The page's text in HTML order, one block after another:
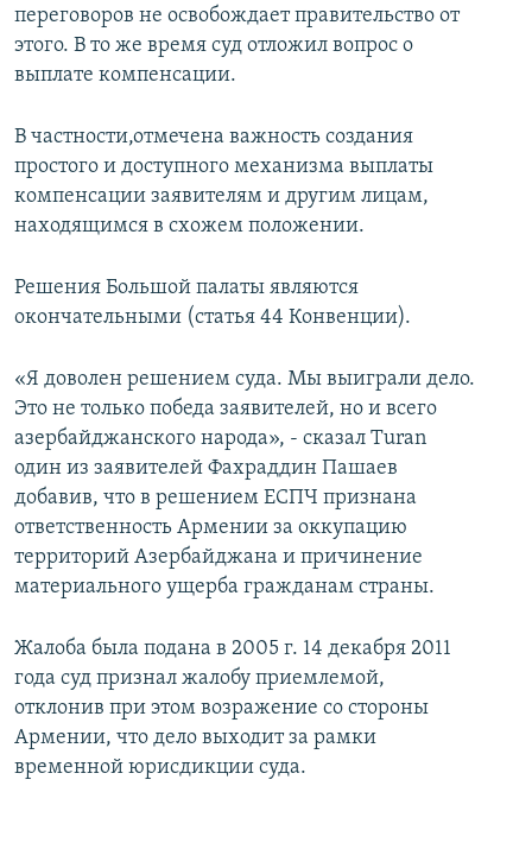
переговоров не освобождает правительство от
этого. В то же время суд отложил вопрос о
выплате компенсации.
В частности,отмечена важность создания
простого и доступного механизма выплаты
компенсации заявителям и другим лицам,
находящимся в схожем положении.
Решения Большой палаты являются
окончательными (статья 44 Конвенции).
«Я доволен решением суда. Мы выиграли дело.
Это не только победа заявителей, но и всего
азербайджанского народа», - сказал Turan
один из заявителей Фахраддин Пашаев
добавив, что в решением ЕСПЧ признана
ответственность Армении за оккупацию
территорий Азербайджана и причинение
материального ущерба гражданам страны.
Жалоба была подана в 2005 г. 14 декабря 2011
года суд признал жалобу приемлемой,
отклонив при этом возражение со стороны
Армении, что дело выходит за рамки
временной юрисдикции суда.